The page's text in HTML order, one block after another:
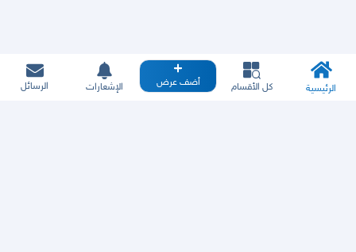
الرئيسية كل الأقسام أضف عرض الإشعارات الرسائل